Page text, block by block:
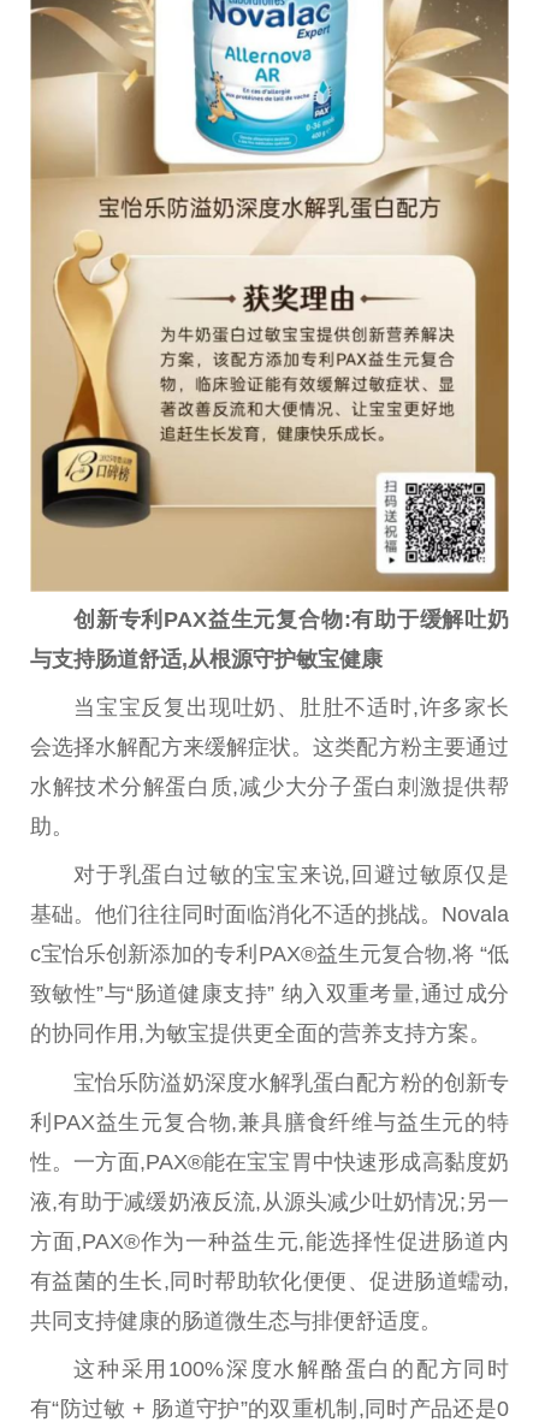
创新专利PAX益生元复合物:有助于缓解吐奶
与支持肠道舒适,从根源守护敏宝健康
当宝宝反复出现吐奶、肚肚不适时,许多家长
会选择水解配方来缓解症状。这类配方粉主要通过
水解技术分解蛋白质,减少大分子蛋白刺激提供帮
助。
对于乳蛋白过敏的宝宝来说,回避过敏原仅是
基础。他们往往同时面临消化不适的挑战。Novala
c宝怡乐创新添加的专利PAX®益生元复合物,将 “低
致敏性”与“肠道健康支持” 纳入双重考量,通过成分
的协同作用,为敏宝提供更全面的营养支持方案。
宝怡乐防溢奶深度水解乳蛋白配方粉的创新专
利PAX益生元复合物,兼具膳食纤维与益生元的特
性。一方面,PAX®能在宝宝胃中快速形成高黏度奶
液,有助于减缓奶液反流,从源头减少吐奶情况;另一
方面,PAX®作为一种益生元,能选择性促进肠道内
有益菌的生长,同时帮助软化便便、促进肠道蠕动,
共同支持健康的肠道微生态与排便舒适度。
这种采用100%深度水解酪蛋白的配方同时
有“防过敏 + 肠道守护”的双重机制,同时产品还是0